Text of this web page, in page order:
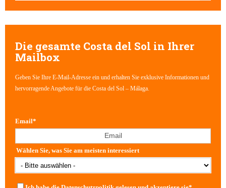
Die gesamte Costa del Sol in Ihrer
Mailbox
Geben Sie Ihre E-Mail-Adresse ein und erhalten Sie exklusive Informationen und
hervorragende Angebote für die Costa del Sol – Málaga.
Email*
Wählen Sie, was Sie am meisten interessiert